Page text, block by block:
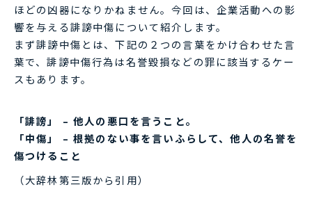
ほどの凶器になりかねません。今回は、企業活動への影
響を与える誹謗中傷について紹介します。
まず誹謗中傷とは、下記の２つの言葉をかけ合わせた言
葉で、誹謗中傷行為は名誉毀損などの罪に該当するケー
スもあります。
「誹謗」 – 他人の悪口を言うこと。
「中傷」 – 根拠のない事を言いふらして、他人の名誉を
傷つけること
（大辞林第三版から引用）